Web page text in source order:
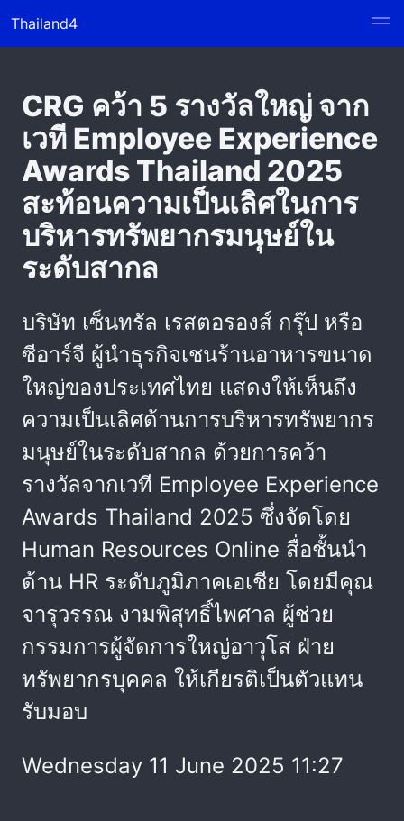
Thailand4
CRG คว้า 5 รางวัลใหญ่ จาก
เวที Employee Experience
Awards Thailand 2025
สะท้อนความเป็นเลิศในการ
บริหารทรัพยากรมนุษย์ใน
ระดับสากล
บริษัท เซ็นทรัล เรสตอรองส์ กรุ๊ป หรือ
ซีอาร์จี ผู้นำธุรกิจเชนร้านอาหารขนาด
ใหญ่ของประเทศไทย แสดงให้เห็นถึง
ความเป็นเลิศด้านการบริหารทรัพยากร
มนุษย์ในระดับสากล ด้วยการคว้า
รางวัลจากเวที Employee Experience
Awards Thailand 2025 ซึ่งจัดโดย
Human Resources Online สื่อชั้นนำ
ด้าน HR ระดับภูมิภาคเอเชีย โดยมีคุณ
จารุวรรณ งามพิสุทธิ์ไพศาล ผู้ช่วย
กรรมการผู้จัดการใหญ่อาวุโส ฝ่าย
ทรัพยากรบุคคล ให้เกียรติเป็นตัวแทน
รับมอบ
Wednesday 11 June 2025 11:27